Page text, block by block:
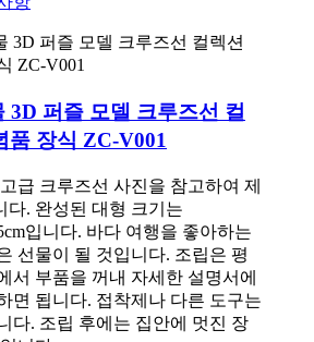
3D 퍼즐 모델 크루즈선 컬
품 장식 ZC-V001
급 크루즈선 사진을 참고하여 제
다. 완성된 대형 크기는
입니다. 바다 여행을 좋아하는
선물이 될 것입니다. 조립은 평
서 부품을 꺼내 자세한 설명서에
면 됩니다. 접착제나 다른 도구는
다. 조립 후에는 집안에 멋진 장